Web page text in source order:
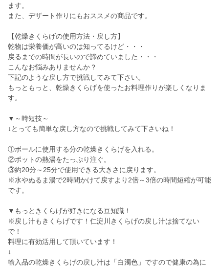
ます。
また、デザート作りにもおススメの商品です。
【乾燥きくらげの使用方法・戻し方】
乾物は栄養価が高いのは知ってるけど・・・
戻るまでの時間が長いので諦めていました・・・
こんなお悩みありませんか？
下記のような戻し方で挑戦してみて下さい。
もっともっと、乾燥きくらげを使ったお料理作りが楽しくなりま
す。
▼～時短技～
↓とっても簡単な戻し方なので挑戦してみて下さいね！
①ボールに使用する分の乾燥きくらげを入れる。
②ポットの熱湯をたっぷり注ぐ。
③約20分～25分で使用できる大きさに戻ります。
※水やぬるま湯で2時間かけて戻すより2倍～3倍の時間短縮が可能
です。
▼もっときくらげが好きになる豆知識！
※戻し汁もきくらげです！仁淀川きくらげの戻し汁は捨てない
で！
料理に有効活用して頂いています！
↓
輸入品の乾燥きくらげの戻し汁は「白濁色」ですので健康の為に